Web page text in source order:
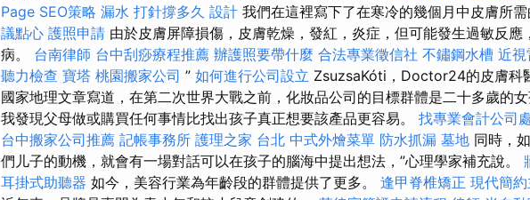
Page SEO策略 漏水 打針撐多久 設計 我們在這裡寫下了在寒冷的幾個月中皮膚所需
議點心 護照申請 由於皮膚屏障損傷，皮膚乾燥，發紅，炎症，但可能發生過敏反應
病。 台南律師 台中刮痧療程推薦 辦護照要帶什麼 合法專業徵信社 不鏽鋼水槽 近視
聽力檢查 寶塔 桃園搬家公司 ” 如何進行公司設立 ZsuzsaKóti，Doctor24的皮膚科
國家地理文章寫道，在第二次世界大戰之前，化妝品公司的目標群體是二十多歲的女
我發現父母做或購買任何事情比找出孩子真正想要該產品更容易。 找專業會計公司
台中搬家公司推薦 記帳事務所 護理之家 台北 中式外燴菜單 防水抓漏 墓地 同時，
們儿子的動機，就會有一場對話可以在孩子的腦海中提出想法，”心理學家補充說。
耳掛式助聽器 如今，美容行業為年齡段的群體提供了更多。 逢甲脊椎矯正 現代簡